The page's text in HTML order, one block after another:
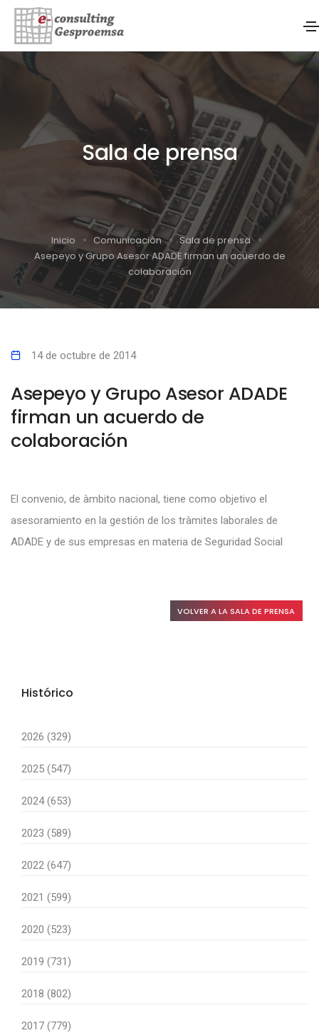
Sala de prensa
Inicio Comunicación
Sala de prensa
Asepeyo y Grupo Asesor ADADE firman un acuerdo de
colaboración
14 de octubre de 2014
Asepeyo y Grupo Asesor ADADE
firman un acuerdo de
colaboración
El convenio, de àmbito nacional, tiene como objetivo el
asesoramiento en la gestión de los tràmites laborales de
ADADE y de sus empresas en materia de Seguridad Social
VOLVER A LA SALA DE PRENSA
Histórico
2026 (329)
2025 (547)
2024 (653)
2023 (589)
2022 (647)
2021 (599)
2020 (523)
2019 (731)
2018 (802)
2017 (779)